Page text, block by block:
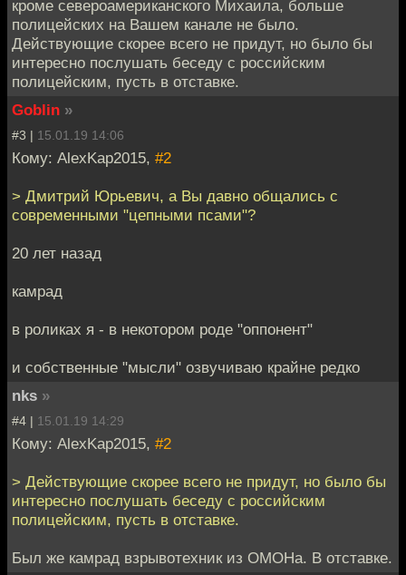
кроме североамериканского Михаила, больше
полицейских на Вашем канале не было.
Действующие скорее всего не придут, но было бы
интересно послушать беседу с российским
полицейским, пусть в отставке.
Goblin »
#3 | 15.01.19 14:06
Кому: AlexKap2015, #2
> Дмитрий Юрьевич, а Вы давно общались с
современными "цепными псами"?
20 лет назад
камрад
в роликах я - в некотором роде "оппонент"
и собственные "мысли" озвучиваю крайне редко
nks »
#4 | 15.01.19 14:29
Кому: AlexKap2015, #2
> Действующие скорее всего не придут, но было бы
интересно послушать беседу с российским
полицейским, пусть в отставке.
Был же камрад взрывотехник из ОМОНа. В отставке.